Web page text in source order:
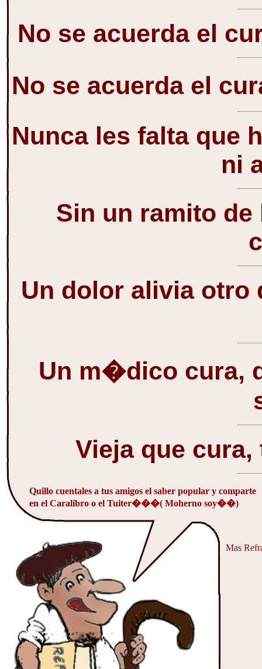
No se acuerda el
No se acuerda el
Nunca les falta que
ni
Sin un ramito
Un dolor alivia otro
Un m�dico cura,
Vieja que
Quillo cuentales a tus amigos el saber popular y comparte
en el Caralibro o el Tuiter���( Moherno soy��)
Mas